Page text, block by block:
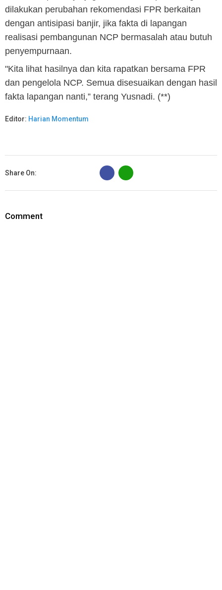
dilakukan perubahan rekomendasi FPR berkaitan
dengan antisipasi banjir, jika fakta di lapangan
realisasi pembangunan NCP bermasalah atau butuh
penyempurnaan.
"Kita lihat hasilnya dan kita rapatkan bersama FPR
dan pengelola NCP. Semua disesuaikan dengan hasil
fakta lapangan nanti,” terang Yusnadi. (**)
Editor: Harian Momentum
Share On:
B
Comment